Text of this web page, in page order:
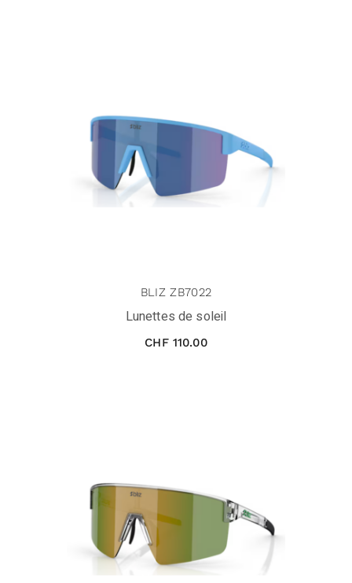
BLIZ ZB7022
Lunettes de soleil
CHF110.00